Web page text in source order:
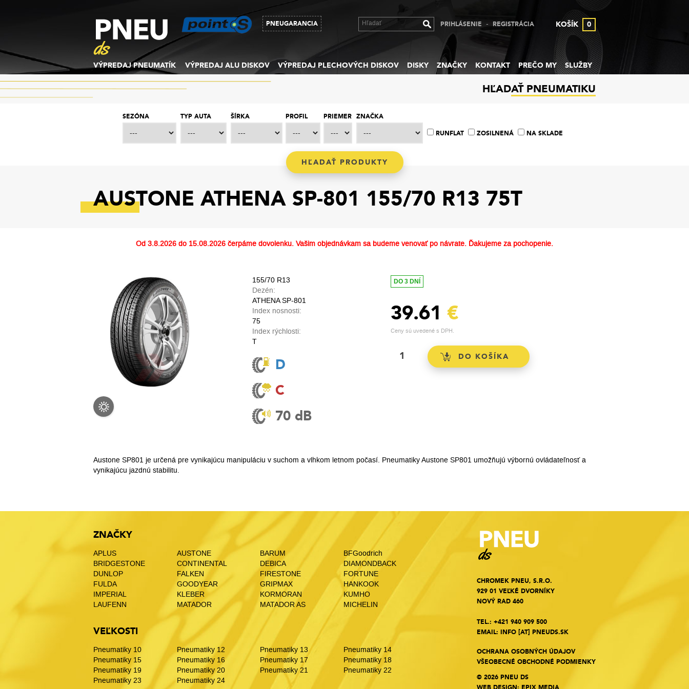
PNEUGARANCIA PRIHLÁSENIE - REGISTRÁCIA KOŠÍK 0
VÝPREDAJ PNEUMATÍK VÝPREDAJ ALU DISKOV VÝPREDAJ PLECHOVÝCH DISKOV DISKY ZNAČKY KONTAKT PREČO MY SLUŽBY
HĽADAŤ PNEUMATIKU
SEZÓNA TYP AUTA ŠÍRKA PROFIL PRIEMER ZNAČKA
RUNFLAT ZOSILNENÁ NA SKLADE
AUSTONE ATHENA SP-801 155/70 R13 75T
Od 3.8.2026 do 15.08.2026 čerpáme dovolenku. Vašim objednávkam sa budeme venovať po návrate. Ďakujeme za pochopenie.
155/70 R13
Dezén:
ATHENA SP-801
Index nosnosti:
75
Index rýchlosti:
T
D
C
70 dB
DO 3 DNÍ
39.61 €
Ceny sú uvedené s DPH.
Austone SP801 je určená pre vynikajúcu manipuláciu v suchom a vlhkom letnom počasí. Pneumatiky Austone SP801 umožňujú výbornú ovládateľnosť a
vynikajúcu jazdnú stabilitu.
ZNAČKY
APLUS AUSTONE BARUM
BFGoodrich
BRIDGESTONE
CONTINENTAL DEBICA
DIAMONDBACK
DUNLOP
FALKEN FIRESTONE
FORTUNE
FULDA
GOODYEAR GRIPMAX
HANKOOK
IMPERIAL
KLEBER KORMORAN
KUMHO
LAUFENN
MATADOR MATADOR AS MICHELIN
VEĽKOSTI
Pneumatiky 10 Pneumatiky 12 Pneumatiky 13
Pneumatiky 14
Pneumatiky 15
Pneumatiky 16 Pneumatiky 17
Pneumatiky 18
Pneumatiky 19
Pneumatiky 20 Pneumatiky 21
Pneumatiky 22
Pneumatiky 23
Pneumatiky 24
CHROMEK PNEU, S.R.O.
929 01 VEĽKÉ DVORNÍKY
NOVÝ RAD 460
TEL.: +421 940 909 500
EMAIL: INFO [AT] PNEUDS.SK
OCHRANA OSOBNÝCH ÚDAJOV
VŠEOBECNÉ OBCHODNÉ PODMIENKY
© 2026 PNEU DS